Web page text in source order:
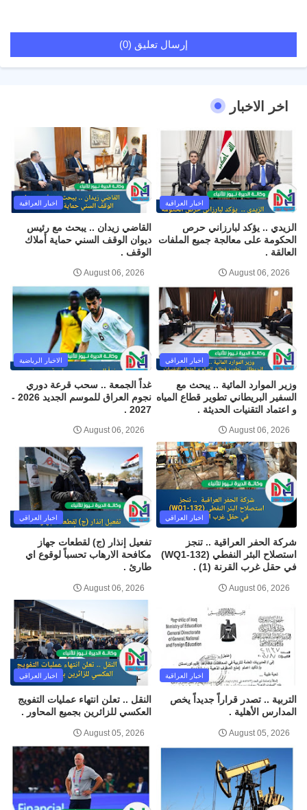
إرسال تعليق (0)
اخر الاخبار
اخبار العراقية
الزيدي .. يؤكد لبارزاني حرص
الحكومة على معالجة جميع الملفات
العالقة .
August 06, 2026
اخبار العراقية
القاضي زيدان .. يبحث مع رئيس
ديوان الوقف السني حماية أملاك
الوقف .
August 06, 2026
اخبار العراقي
وزير الموارد المائية .. يبحث مع
السفير البريطاني تطوير قطاع المياه
و اعتماد التقنيات الحديثة .
August 06, 2026
الاخبار الرياضية
غداً الجمعة .. سحب قرعة دوري
نجوم العراق للموسم الجديد 2026 -
2027 .
August 06, 2026
اخبار العراقي
شركة الحفر العراقية .. تنجز
استصلاح البئر النفطي (WQ1-132)
في حقل غرب القرنة (1) .
August 06, 2026
اخبار العراقي
تفعيل إنذار (ج) لقطعات جهاز
مكافحة الارهاب تحسباً لوقوع اي
طارئ .
August 06, 2026
اخبار العراقية
التربية .. تصدر قراراً جديداً يخص
المدارس الأهلية .
August 05, 2026
اخبار العراقي
النقل .. تعلن انتهاء عمليات التفويج
العكسي للزائرين بجميع المحاور .
August 05, 2026